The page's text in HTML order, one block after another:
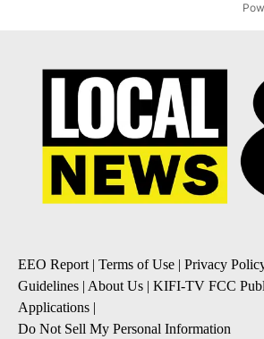
EEO Report| Terms of Use | Privacy
Guidelines | About Us | KIFI-TV FCC
Applications |
Do Not Sell My Personal Information